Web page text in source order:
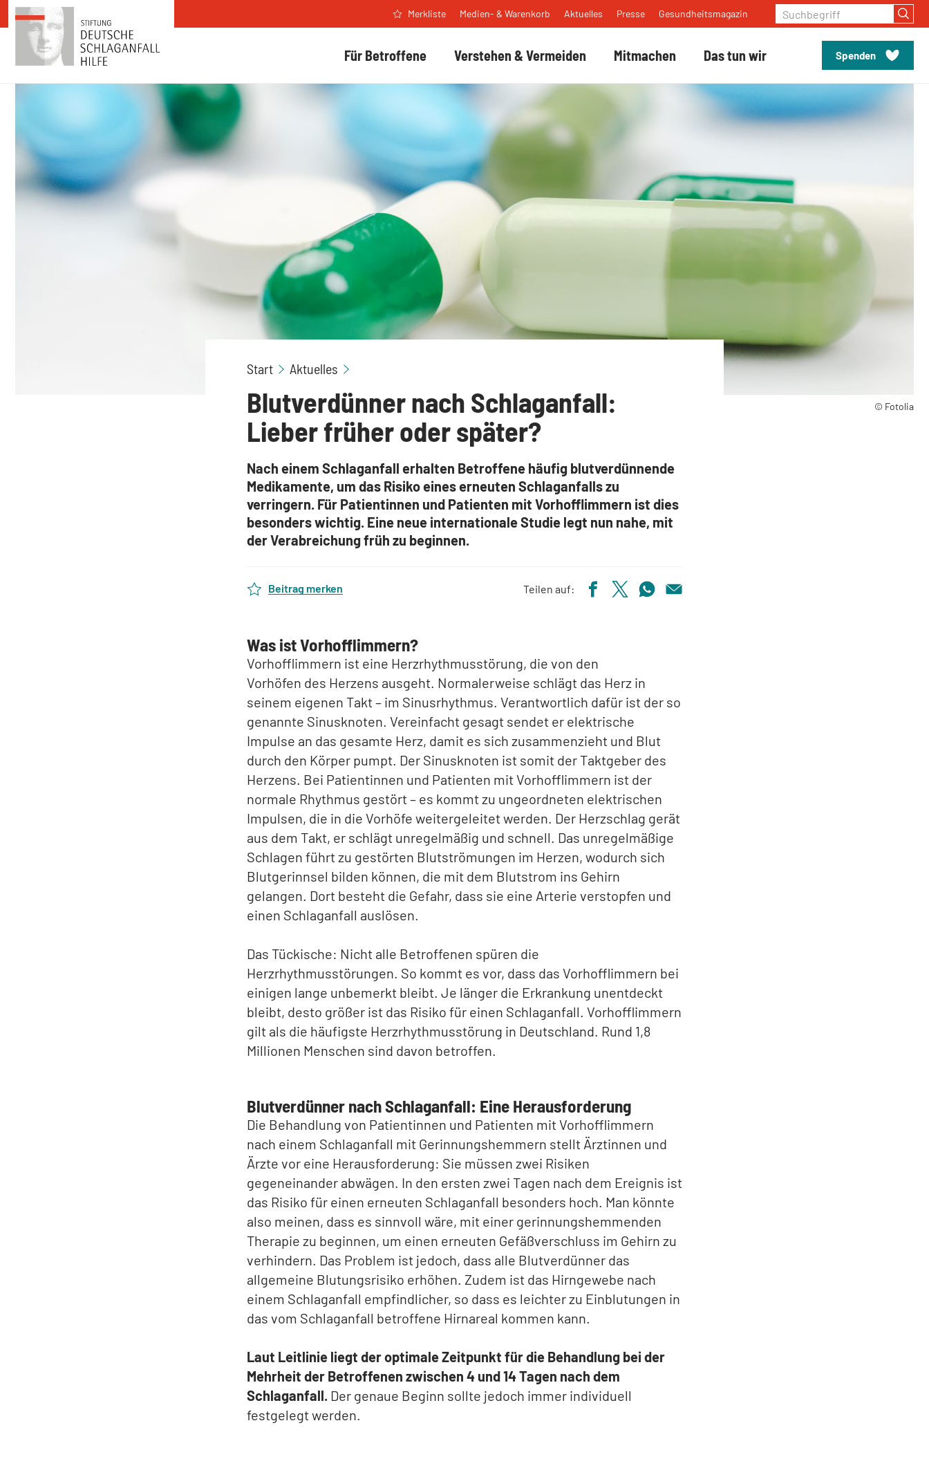
Zum Inhalt springen
Für Betroffene Verstehen & Vermeiden Mitmachen Das tun wir Spenden
Merkliste Medien- & Warenkorb Aktuelles Presse Gesundheitsmagazin Suchbegriff
© Fotolia
Start Aktuelles
Blutverdünner nach Schlaganfall:
Lieber früher oder später?
Nach einem Schlaganfall erhalten Betroffene häufig blutverdünnende
Medikamente, um das Risiko eines erneuten Schlaganfalls zu
verringern. Für Patientinnen und Patienten mit Vorhofflimmern ist dies
besonders wichtig. Eine neue internationale Studie legt nun nahe, mit
der Verabreichung früh zu beginnen.
Beitrag merken Teilen auf:
Was ist Vorhofflimmern?
Vorhofflimmern ist eine Herzrhythmusstörung, die von den
Vorhöfen des Herzens ausgeht. Normalerweise schlägt das Herz in
seinem eigenen Takt – im Sinusrhythmus. Verantwortlich dafür ist der so
genannte Sinusknoten. Vereinfacht gesagt sendet er elektrische
Impulse an das gesamte Herz, damit es sich zusammenzieht und Blut
durch den Körper pumpt. Der Sinusknoten ist somit der Taktgeber des
Herzens. Bei Patientinnen und Patienten mit Vorhofflimmern ist der
normale Rhythmus gestört – es kommt zu ungeordneten elektrischen
Impulsen, die in die Vorhöfe weitergeleitet werden. Der Herzschlag gerät
aus dem Takt, er schlägt unregelmäßig und schnell. Das unregelmäßige
Schlagen führt zu gestörten Blutströmungen im Herzen, wodurch sich
Blutgerinnsel bilden können, die mit dem Blutstrom ins Gehirn
gelangen. Dort besteht die Gefahr, dass sie eine Arterie verstopfen und
einen Schlaganfall auslösen.
Das Tückische: Nicht alle Betroffenen spüren die
Herzrhythmusstörungen. So kommt es vor, dass das Vorhofflimmern bei
einigen lange unbemerkt bleibt. Je länger die Erkrankung unentdeckt
bleibt, desto größer ist das Risiko für einen Schlaganfall. Vorhofflimmern
gilt als die häufigste Herzrhythmusstörung in Deutschland. Rund 1,8
Millionen Menschen sind davon betroffen.
Blutverdünner nach Schlaganfall: Eine Herausforderung
Die Behandlung von Patientinnen und Patienten mit Vorhofflimmern
nach einem Schlaganfall mit Gerinnungshemmern stellt Ärztinnen und
Ärzte vor eine Herausforderung: Sie müssen zwei Risiken
gegeneinander abwägen. In den ersten zwei Tagen nach dem Ereignis ist
das Risiko für einen erneuten Schlaganfall besonders hoch. Man könnte
also meinen, dass es sinnvoll wäre, mit einer gerinnungshemmenden
Therapie zu beginnen, um einen erneuten Gefäßverschluss im Gehirn zu
verhindern. Das Problem ist jedoch, dass alle Blutverdünner das
allgemeine Blutungsrisiko erhöhen. Zudem ist das Hirngewebe nach
einem Schlaganfall empfindlicher, so dass es leichter zu Einblutungen in
das vom Schlaganfall betroffene Hirnareal kommen kann.
Laut Leitlinie liegt der optimale Zeitpunkt für die Behandlung bei der
Mehrheit der Betroffenen zwischen 4 und 14 Tagen nach dem
Schlaganfall. Der genaue Beginn sollte jedoch immer individuell
festgelegt werden.